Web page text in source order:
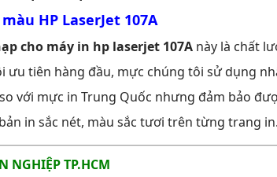
HP LaserJet 107A
cho máy in hp laserjet 107A này là chất
ưu tiên hàng đầu, mực chúng tôi sử dụng
với mực in Trung Quốc nhưng đảm bảo
in sắc nét, màu sắc tươi trên từng trang in.
NGHIỆP TP.HCM